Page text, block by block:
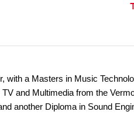
a Masters in Music
and Multimedia from the
another Diploma in Sound